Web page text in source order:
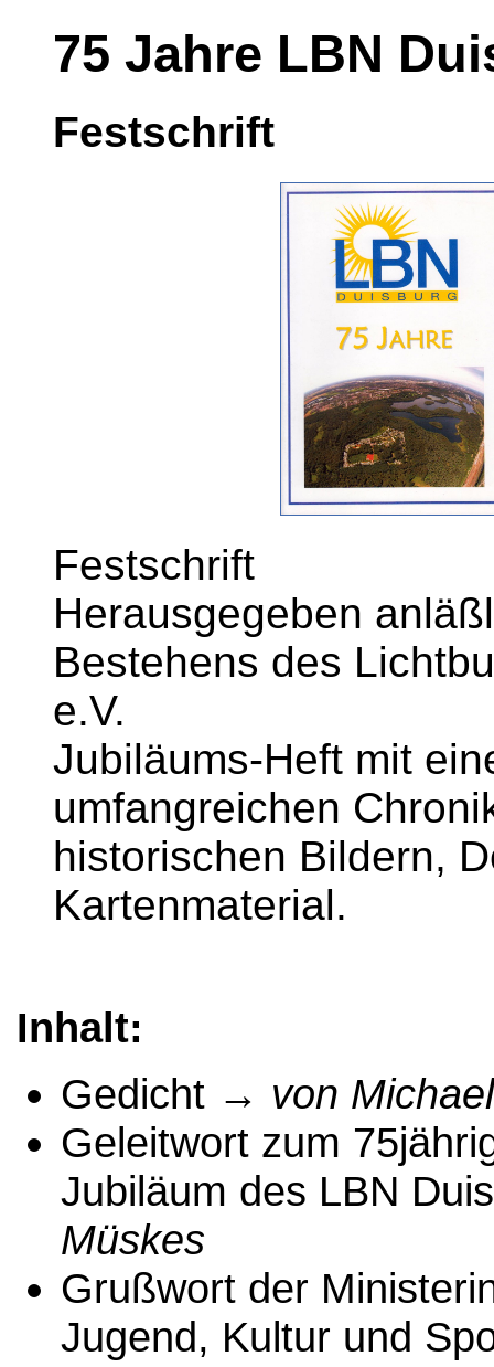
75 Jahre LBN
Festschrift
Festschrift
Herausgegeben
Bestehens des
e.V.
Jubiläums-Heft mit
umfangreichen
historischen Bildern,
Kartenmaterial.
Inhalt:
Gedicht → von
Geleitwort zum
Jubiläum des LBN
Müskes
Grußwort der
Jugend, Kultur und